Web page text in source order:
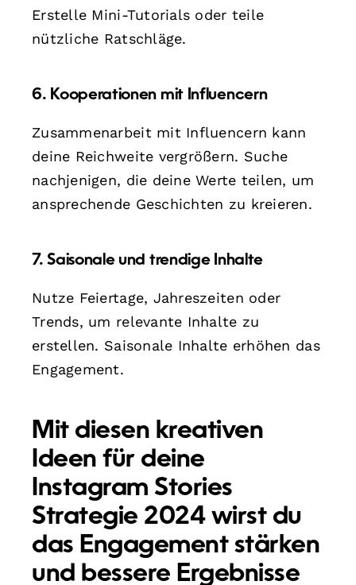
Erstelle Mini-Tutorials oder teile
nützliche Ratschläge.
6. Kooperationen mit Influencern
Zusammenarbeit mit Influencern kann
deine Reichweite vergrößern. Suche
nachjenigen, die deine Werte teilen, um
ansprechende Geschichten zu kreieren.
7. Saisonale und trendige Inhalte
Nutze Feiertage, Jahreszeiten oder
Trends, um relevante Inhalte zu
erstellen. Saisonale Inhalte erhöhen das
Engagement.
Mit diesen kreativen
Ideen für deine
Instagram Stories
Strategie 2024 wirst du
das Engagement stärken
und bessere Ergebnisse